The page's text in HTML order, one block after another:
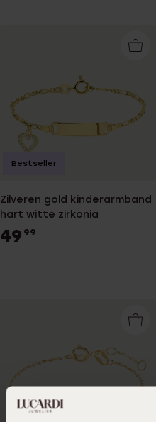
Zilveren gold kinderarmband
hart witte zirkonia
49 99
Bestseller